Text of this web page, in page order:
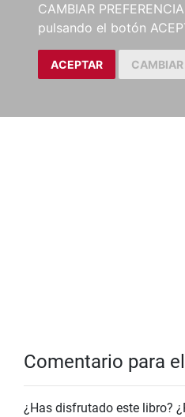
CAMBIAR
pulsando el botón
ACEPTAR CAMBIAR
Comentario para
¿Has disfrutado este libro?